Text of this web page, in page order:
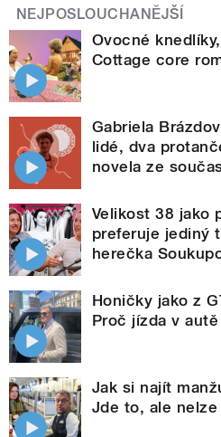
NEJPOSLOUCHANĚJŠÍ
Ovocné
Cottage core
Gabriela
lidé, dva
novela ze
Velikost 38 jako
preferuje jediný
herečka
Honičky jako z
Proč jízda v
Jak si najít
Jde to, ale